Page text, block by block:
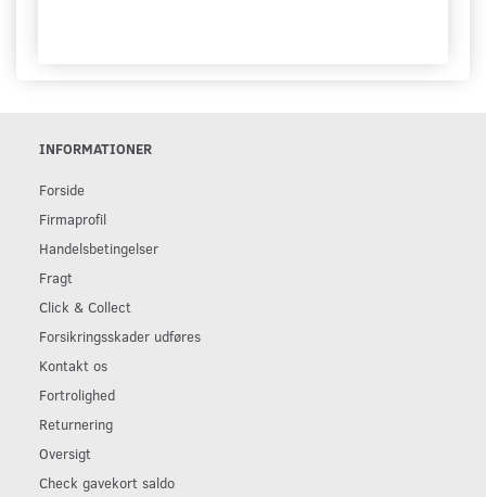
INFORMATIONER
Forside
Firmaprofil
Handelsbetingelser
Fragt
Click & Collect
Forsikringsskader udføres
Kontakt os
Fortrolighed
Returnering
Oversigt
Check gavekort saldo